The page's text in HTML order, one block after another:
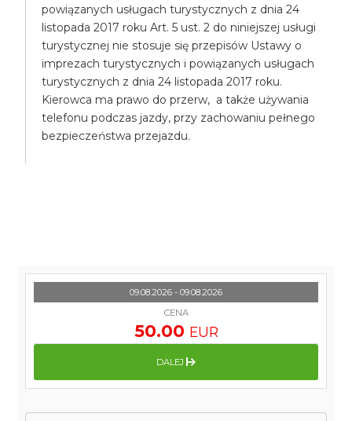
powiązanych usługach turystycznych z dnia 24
listopada 2017 roku Art. 5 ust. 2 do niniejszej usługi
turystycznej nie stosuje się przepisów Ustawy o
imprezach turystycznych i powiązanych usługach
turystycznych z dnia 24 listopada 2017 roku.
Kierowca ma prawo do przerw, a także używania
telefonu podczas jazdy, przy zachowaniu pełnego
bezpieczeństwa przejazdu.
09.08.2026 - 09.08.2026
CENA
50.00 EUR
DALEJ